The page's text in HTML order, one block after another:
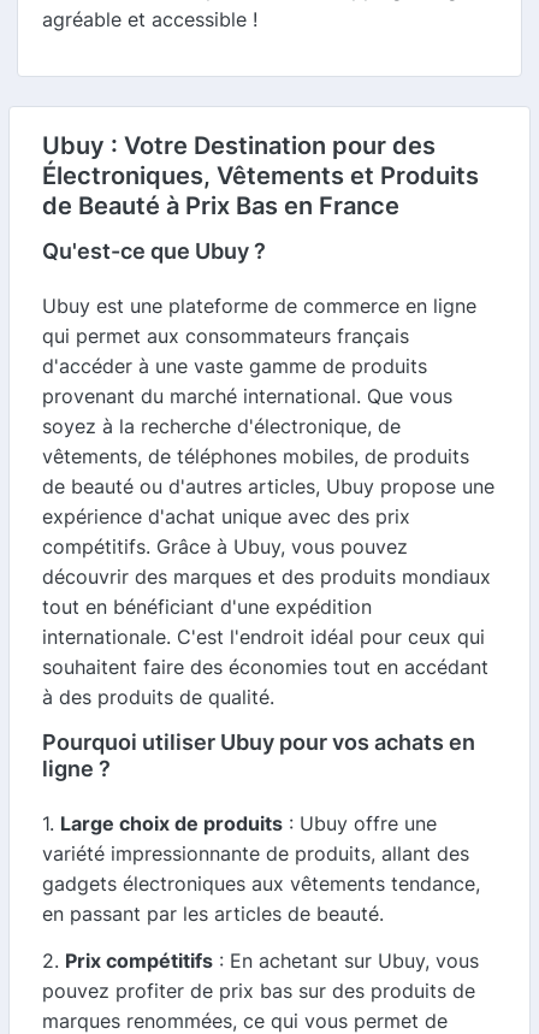
agréable et accessible !
Ubuy : Votre Destination pour des
Électroniques, Vêtements et Produits
de Beauté à Prix Bas en France
Qu'est-ce que Ubuy ?
Ubuy est une plateforme de commerce en ligne
qui permet aux consommateurs français
d'accéder à une vaste gamme de produits
provenant du marché international. Que vous
soyez à la recherche d'électronique, de
vêtements, de téléphones mobiles, de produits
de beauté ou d'autres articles, Ubuy propose une
expérience d'achat unique avec des prix
compétitifs. Grâce à Ubuy, vous pouvez
découvrir des marques et des produits mondiaux
tout en bénéficiant d'une expédition
internationale. C'est l'endroit idéal pour ceux qui
souhaitent faire des économies tout en accédant
à des produits de qualité.
Pourquoi utiliser Ubuy pour vos achats en
ligne ?
1. Large choix de produits : Ubuy offre une
variété impressionnante de produits, allant des
gadgets électroniques aux vêtements tendance,
en passant par les articles de beauté.
2. Prix compétitifs : En achetant sur Ubuy, vous
pouvez profiter de prix bas sur des produits de
marques renommées, ce qui vous permet de